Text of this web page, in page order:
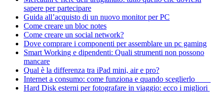
sapere per partecipare
Guida all’acquisto di un nuovo monitor per PC
Come creare un bloc notes
Come creare un social network?
Dove comprare i componenti per assemblare un pc gaming
Smart Working e dipendenti: Quali strumenti non possono
mancare
Qual è la differenza tra iPad mini, air e pro?
Internet a consumo: come funziona e quando sceglierlo
Hard Disk esterni per fotografare in viaggio: ecco i migliori